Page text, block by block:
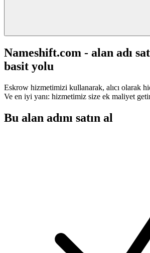
Nameshift.com - alan adı
basit yolu
Eskrow hizmetimizi kullanarak, alıcı olarak
Ve en iyi yanı: hizmetimiz size ek maliyet
Bu alan adını satın al